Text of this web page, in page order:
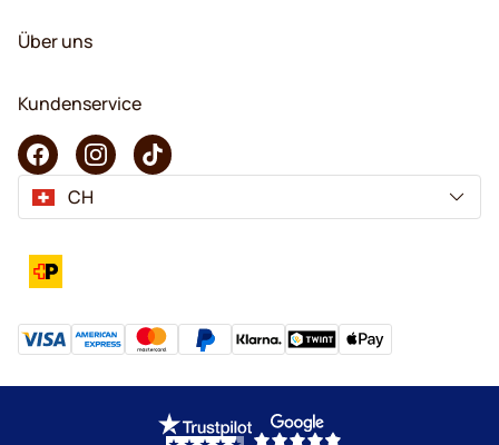
Über uns
Kundenservice
CH